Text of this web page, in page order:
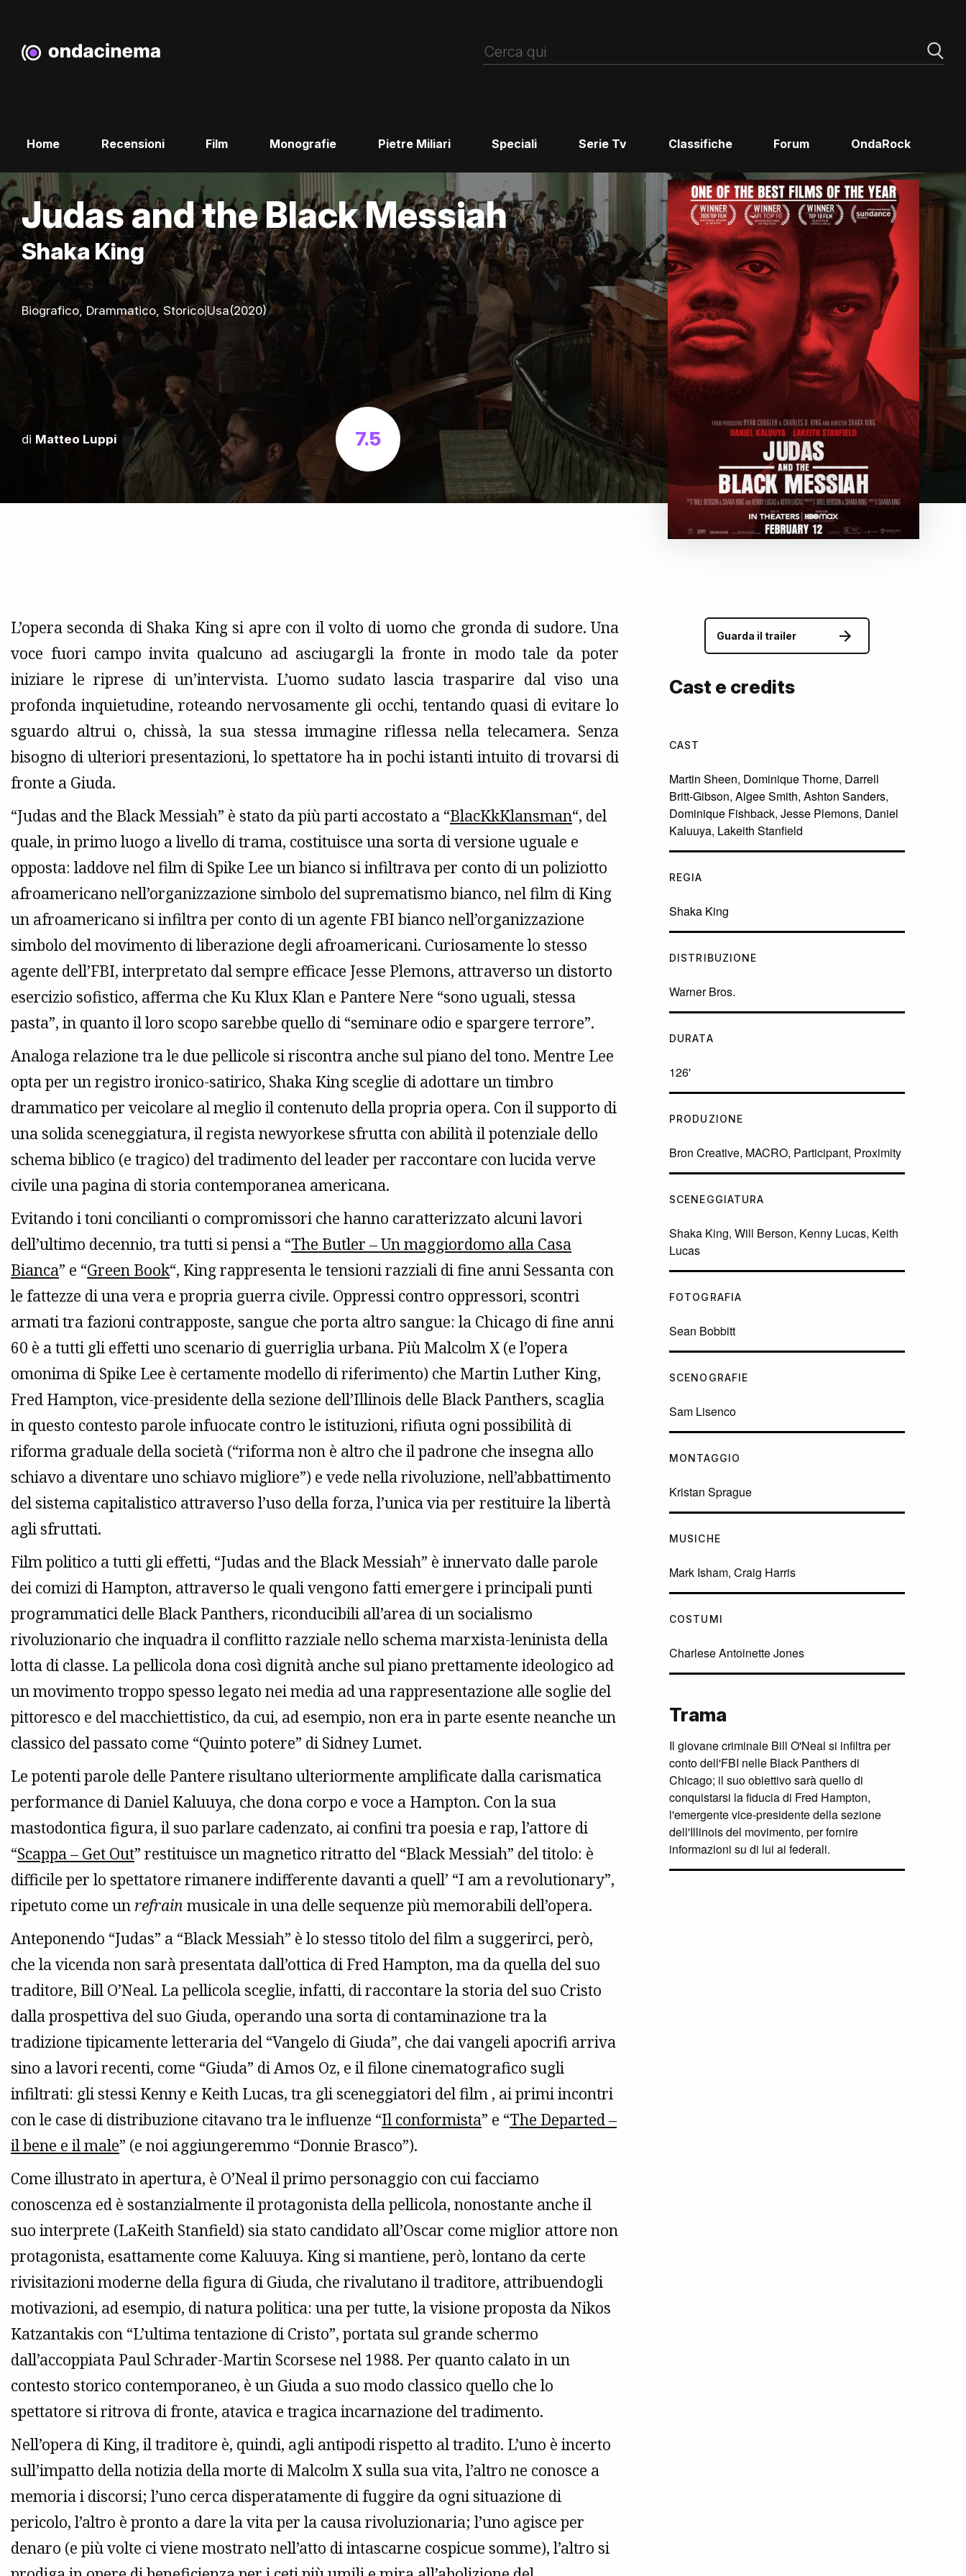
Home Recensioni Film Monografie Pietre Miliari Speciali Serie Tv Classifiche Forum OndaRock
Judas and the Black Messiah
Shaka King
Biografico, Drammatico, Storico|Usa(2020)
di Matteo Luppi 7.5
L’opera seconda di Shaka King si apre con il volto di uomo che gronda di sudore. Una
voce fuori campo invita qualcuno ad asciugargli la fronte in modo tale da poter
iniziare le riprese di un’intervista. L’uomo sudato lascia trasparire dal viso una
profonda inquietudine, roteando nervosamente gli occhi, tentando quasi di evitare lo
sguardo altrui o, chissà, la sua stessa immagine riflessa nella telecamera. Senza
bisogno di ulteriori presentazioni, lo spettatore ha in pochi istanti intuito di trovarsi di
fronte a Giuda.
“Judas and the Black Messiah” è stato da più parti accostato a “BlacKkKlansman“, del
quale, in primo luogo a livello di trama, costituisce una sorta di versione uguale e
opposta: laddove nel film di Spike Lee un bianco si infiltrava per conto di un poliziotto
afroamericano nell’organizzazione simbolo del suprematismo bianco, nel film di King
un afroamericano si infiltra per conto di un agente FBI bianco nell’organizzazione
simbolo del movimento di liberazione degli afroamericani. Curiosamente lo stesso
agente dell’FBI, interpretato dal sempre efficace Jesse Plemons, attraverso un distorto
esercizio sofistico, afferma che Ku Klux Klan e Pantere Nere “sono uguali, stessa
pasta”, in quanto il loro scopo sarebbe quello di “seminare odio e spargere terrore”.
Analoga relazione tra le due pellicole si riscontra anche sul piano del tono. Mentre Lee
opta per un registro ironico-satirico, Shaka King sceglie di adottare un timbro
drammatico per veicolare al meglio il contenuto della propria opera. Con il supporto di
una solida sceneggiatura, il regista newyorkese sfrutta con abilità il potenziale dello
schema biblico (e tragico) del tradimento del leader per raccontare con lucida verve
civile una pagina di storia contemporanea americana.
Evitando i toni concilianti o compromissori che hanno caratterizzato alcuni lavori
dell’ultimo decennio, tra tutti si pensi a “The Butler – Un maggiordomo alla Casa
Bianca” e “Green Book“, King rappresenta le tensioni razziali di fine anni Sessanta con
le fattezze di una vera e propria guerra civile. Oppressi contro oppressori, scontri
armati tra fazioni contrapposte, sangue che porta altro sangue: la Chicago di fine anni
60 è a tutti gli effetti uno scenario di guerriglia urbana. Più Malcolm X (e l’opera
omonima di Spike Lee è certamente modello di riferimento) che Martin Luther King,
Fred Hampton, vice-presidente della sezione dell’Illinois delle Black Panthers, scaglia
in questo contesto parole infuocate contro le istituzioni, rifiuta ogni possibilità di
riforma graduale della società (“riforma non è altro che il padrone che insegna allo
schiavo a diventare uno schiavo migliore”) e vede nella rivoluzione, nell’abbattimento
del sistema capitalistico attraverso l’uso della forza, l’unica via per restituire la libertà
agli sfruttati.
Film politico a tutti gli effetti, “Judas and the Black Messiah” è innervato dalle parole
dei comizi di Hampton, attraverso le quali vengono fatti emergere i principali punti
programmatici delle Black Panthers, riconducibili all’area di un socialismo
rivoluzionario che inquadra il conflitto razziale nello schema marxista-leninista della
lotta di classe. La pellicola dona così dignità anche sul piano prettamente ideologico ad
un movimento troppo spesso legato nei media ad una rappresentazione alle soglie del
pittoresco e del macchiettistico, da cui, ad esempio, non era in parte esente neanche un
classico del passato come “Quinto potere” di Sidney Lumet.
Le potenti parole delle Pantere risultano ulteriormente amplificate dalla carismatica
performance di Daniel Kaluuya, che dona corpo e voce a Hampton. Con la sua
mastodontica figura, il suo parlare cadenzato, ai confini tra poesia e rap, l’attore di
“Scappa – Get Out” restituisce un magnetico ritratto del “Black Messiah” del titolo: è
difficile per lo spettatore rimanere indifferente davanti a quell’ “I am a revolutionary”,
ripetuto come un refrain musicale in una delle sequenze più memorabili dell’opera.
Anteponendo “Judas” a “Black Messiah” è lo stesso titolo del film a suggerirci, però,
che la vicenda non sarà presentata dall’ottica di Fred Hampton, ma da quella del suo
traditore, Bill O’Neal. La pellicola sceglie, infatti, di raccontare la storia del suo Cristo
dalla prospettiva del suo Giuda, operando una sorta di contaminazione tra la
tradizione tipicamente letteraria del “Vangelo di Giuda”, che dai vangeli apocrifi arriva
sino a lavori recenti, come “Giuda” di Amos Oz, e il filone cinematografico sugli
infiltrati: gli stessi Kenny e Keith Lucas, tra gli sceneggiatori del film , ai primi incontri
con le case di distribuzione citavano tra le influenze “Il conformista” e “The Departed –
il bene e il male” (e noi aggiungeremmo “Donnie Brasco”).
Come illustrato in apertura, è O’Neal il primo personaggio con cui facciamo
conoscenza ed è sostanzialmente il protagonista della pellicola, nonostante anche il
suo interprete (LaKeith Stanfield) sia stato candidato all’Oscar come miglior attore non
protagonista, esattamente come Kaluuya. King si mantiene, però, lontano da certe
rivisitazioni moderne della figura di Giuda, che rivalutano il traditore, attribuendogli
motivazioni, ad esempio, di natura politica: una per tutte, la visione proposta da Nikos
Katzantakis con “L’ultima tentazione di Cristo”, portata sul grande schermo
dall’accoppiata Paul Schrader-Martin Scorsese nel 1988. Per quanto calato in un
contesto storico contemporaneo, è un Giuda a suo modo classico quello che lo
spettatore si ritrova di fronte, atavica e tragica incarnazione del tradimento.
Nell’opera di King, il traditore è, quindi, agli antipodi rispetto al tradito. L’uno è incerto
sull’impatto della notizia della morte di Malcolm X sulla sua vita, l’altro ne conosce a
memoria i discorsi; l’uno cerca disperatamente di fuggire da ogni situazione di
pericolo, l’altro è pronto a dare la vita per la causa rivoluzionaria; l’uno agisce per
denaro (e più volte ci viene mostrato nell’atto di intascarne cospicue somme), l’altro si
Guarda il trailer
Cast e credits
CAST
Martin Sheen, Dominique Thorne, Darrell
Britt-Gibson, Algee Smith, Ashton Sanders,
Dominique Fishback, Jesse Plemons, Daniel
Kaluuya, Lakeith Stanfield
REGIA
Shaka King
DISTRIBUZIONE
Warner Bros.
DURATA
126'
PRODUZIONE
Bron Creative, MACRO, Participant, Proximity
SCENEGGIATURA
Shaka King, Will Berson, Kenny Lucas, Keith
Lucas
FOTOGRAFIA
Sean Bobbitt
SCENOGRAFIE
Sam Lisenco
MONTAGGIO
Kristan Sprague
MUSICHE
Mark Isham, Craig Harris
COSTUMI
Charlese Antoinette Jones
Trama
Il giovane criminale Bill O'Neal si infiltra per
conto dell'FBI nelle Black Panthers di
Chicago; il suo obiettivo sarà quello di
conquistarsi la fiducia di Fred Hampton,
l'emergente vice-presidente della sezione
dell'Illinois del movimento, per fornire
informazioni su di lui ai federali.